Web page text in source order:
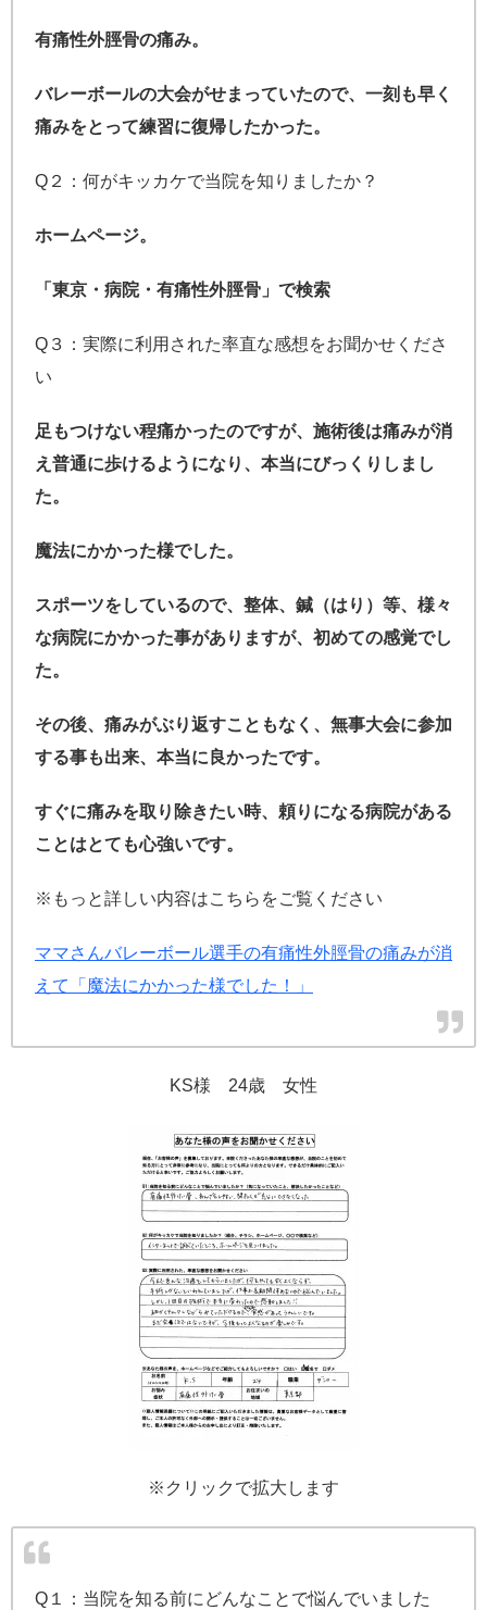
有痛性外脛骨の痛み。
バレーボールの大会がせまっていたので、一刻も早く
痛みをとって練習に復帰したかった。
Q２：何がキッカケで当院を知りましたか？
ホームページ。
「東京・病院・有痛性外脛骨」で検索
Q３：実際に利用された率直な感想をお聞かせくださ
い
足もつけない程痛かったのですが、施術後は痛みが消
え普通に歩けるようになり、本当にびっくりしまし
た。
魔法にかかった様でした。
スポーツをしているので、整体、鍼（はり）等、様々
な病院にかかった事がありますが、初めての感覚でし
た。
その後、痛みがぶり返すこともなく、無事大会に参加
する事も出来、本当に良かったです。
すぐに痛みを取り除きたい時、頼りになる病院がある
ことはとても心強いです。
※もっと詳しい内容はこちらをご覧ください
ママさんバレーボール選手の有痛性外脛骨の痛みが消
えて「魔法にかかった様でした！」
KS様 24歳 女性
※クリックで拡大します
Q１：当院を知る前にどんなことで悩んでいました